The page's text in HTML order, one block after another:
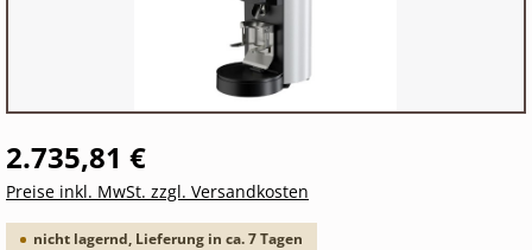
2.735,81 €
Preise inkl. MwSt. zzgl. Versandkosten
nicht lagernd, Lieferung in ca. 7 Tagen